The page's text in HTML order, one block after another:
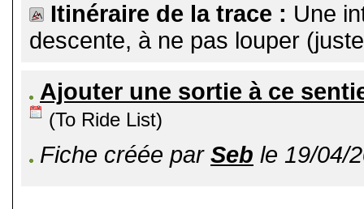
Itinéraire de la trace : Une
descente, à ne pas louper
Ajouter une sortie à ce
(To Ride List)
Fiche créée par Seb le 19/04/